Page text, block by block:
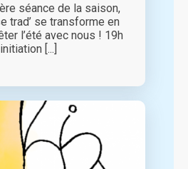
séance de la saison,
trad’ se transforme en
l’été avec nous ! 19h
initiation [...]